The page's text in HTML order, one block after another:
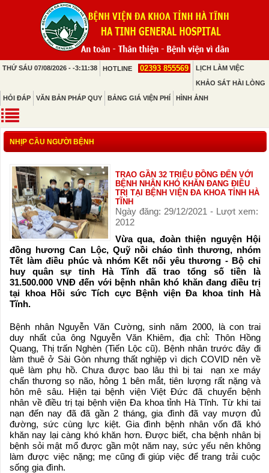
THỨ SÁU 07/08/2026 - -3:11:38 HOTLINE 02393 855569 LỊCH LÀM VIỆC
KHẢO SÁT HÀI LÒNG
HỎI ĐÁP VĂN BẢN PHÁP QUY BẢNG GIÁ VIỆN PHÍ HÌNH ẢNH
NHỊP CẦU NGƯỜI BỆNH
TRAO GẦN 32 TRIỆU ĐỒNG ĐẾN VỚI
BỆNH NHÂN KHÓ KHĂN ĐANG ĐIỀU
TRỊ TẠI BỆNH VIỆN ĐA KHOA TỈNH HÀ
TĨNH
Ngày đăng: 29/12/2021 - Lượt xem:
2012
Vừa qua, đoàn thiện nguyện Hội
đồng hương Can Lộc, Quỹ nồi cháo tình thương, nhóm
Tết làm điều phúc và nhóm Kết nối yêu thương - Bộ chỉ
huy quân sự tỉnh Hà Tĩnh đã trao tổng số tiền là
31.500.000 VNĐ đến với bệnh nhân khó khăn đang điều trị
tại khoa Hồi sức Tích cực Bệnh viện Đa khoa tỉnh Hà
Tĩnh.
Bệnh nhân Nguyễn Văn Cường, sinh năm 2000, là con trai
duy nhất của ông Nguyễn Văn Khiêm, địa chỉ: Thôn Hồng
Quang, Thị trấn Nghèn (Tiến Lộc cũ). Bệnh nhân trước đây đi
làm thuê ở Sài Gòn nhưng thất nghiệp vì dịch COVID nên về
quê làm phụ hồ. Chưa được bao lâu thì bị tai nạn xe máy
chấn thương sọ não, hỏng 1 bên mắt, tiên lượng rất nặng và
hôn mê sâu. Hiện tại bệnh viện Việt Đức đã chuyển bệnh
nhân về điều trị tại bệnh viện Đa khoa tỉnh Hà Tĩnh. Từ khi tai
nạn đến nay đã đã gần 2 tháng, gia đình đã vay mượn đủ
đường, sức cùng lực kiệt. Gia đình bệnh nhân vốn đã khó
khăn nay lại càng khó khăn hơn. Được biết, cha bệnh nhân bị
bệnh sỏi mật mổ được gần một năm nay, sức yếu nên không
làm được việc nặng; mẹ cũng đi giúp việc để trang trải cuộc
sống gia đình.